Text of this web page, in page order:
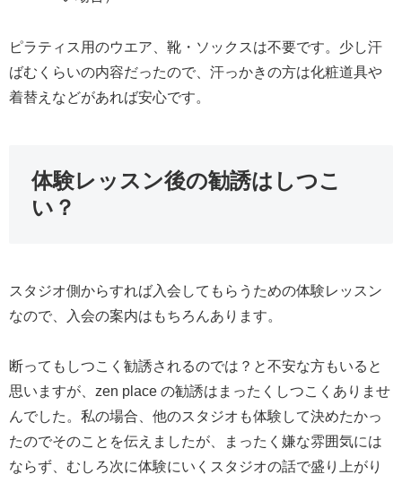
ピラティス用のウエア、靴・ソックスは不要です。少し汗
ばむくらいの内容だったので、汗っかきの方は化粧道具や
着替えなどがあれば安心です。
体験レッスン後の勧誘はしつこ
い？
スタジオ側からすれば入会してもらうための体験レッスン
なので、入会の案内はもちろんあります。
断ってもしつこく勧誘されるのでは？と不安な方もいると
思いますが、zen place の勧誘はまったくしつこくありませ
んでした。私の場合、他のスタジオも体験して決めたかっ
たのでそのことを伝えましたが、まったく嫌な雰囲気には
ならず、むしろ次に体験にいくスタジオの話で盛り上がり